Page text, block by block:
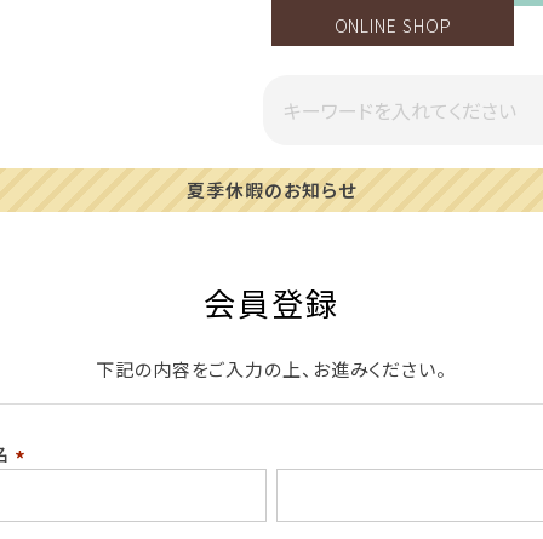
ONLINE SHOP
夏季休暇のお知らせ
会員登録
下記の内容をご入力の上、お進みください。
須)